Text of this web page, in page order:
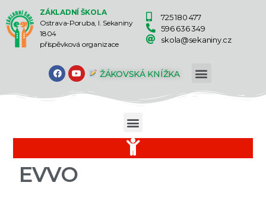
ZÁKLADNÍ ŠKOLA
Ostrava-Poruba, I. Sekaniny
1804
příspěvková organizace
725 180 477
596 636 349
skola@sekaniny.cz
ŽÁKOVSKÁ KNÍŽKA
EVVO